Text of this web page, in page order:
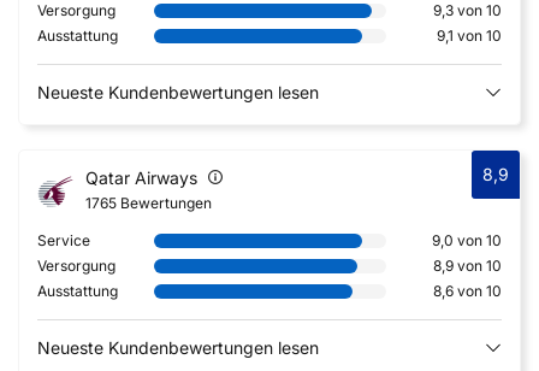
Versorgung
9,3 von 10
Ausstattung
9,1 von 10
Neueste Kundenbewertungen lesen
Qatar Airways
1765 Bewertungen
8,9
Service
9,0 von 10
Versorgung
8,9 von 10
Ausstattung
8,6 von 10
Neueste Kundenbewertungen lesen